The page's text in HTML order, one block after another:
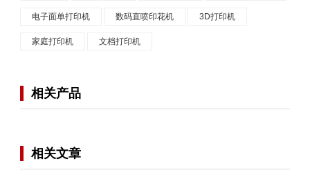
电子面单打印机 数码直喷印花机 3D打印机
家庭打印机 文档打印机
相关产品
相关文章